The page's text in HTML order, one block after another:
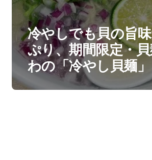
冷やしでも貝の旨
ぷり、期間限定・
わの「冷やし貝麺」